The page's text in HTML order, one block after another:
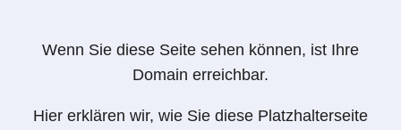
Wenn Sie diese Seite sehen können, ist Ihre
Domain erreichbar.
Hier erklären wir, wie Sie diese Platzhalterseite